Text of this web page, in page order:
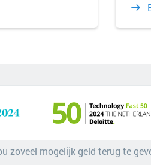
zoveel mogelijk geld terug te